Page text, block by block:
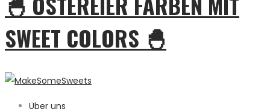
SWEET COLORS 🐣
Über uns